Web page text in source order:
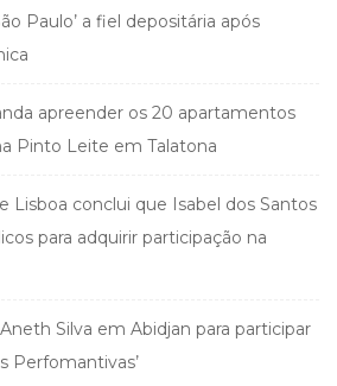
Paulo’ a fiel depositária após
apreender os 20 apartamentos
Pinto Leite em Talatona
Lisboa conclui que Isabel dos Santos
para adquirir participação na
Silva em Abidjan para participar
Perfomantivas’